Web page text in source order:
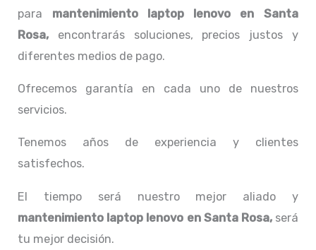
para mantenimiento laptop lenovo en Santa
Rosa, encontrarás soluciones, precios justos y
diferentes medios de pago.
Ofrecemos garantía en cada uno de nuestros
servicios.
Tenemos años de experiencia y clientes
satisfechos.
El tiempo será nuestro mejor aliado y
mantenimiento laptop lenovo en Santa Rosa, será
tu mejor decisión.